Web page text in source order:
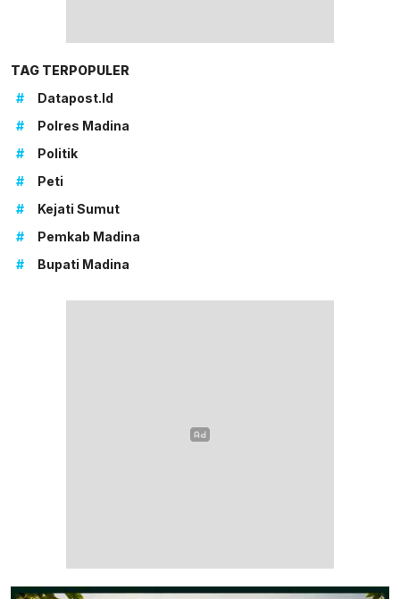
TAG TERPOPULER
#
Datapost.id
#
Polres Madina
#
Politik
#
Peti
#
Kejati Sumut
#
Pemkab Madina
#
Bupati Madina